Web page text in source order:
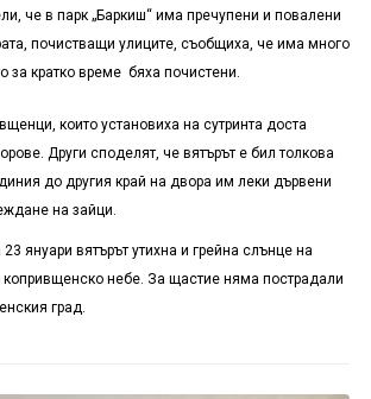
че в парк „Баркиш“ има пречупени и повалени
почистващи улиците, съобщиха, че има много
за кратко време бяха почистени.
които установиха на сутринта доста
Други споделят, че вятърът е бил толкова
до другия край на двора им леки дървени
на зайци.
януари вятърът утихна и грейна слънце на
копривщенско небе. За щастие няма пострадали
град.